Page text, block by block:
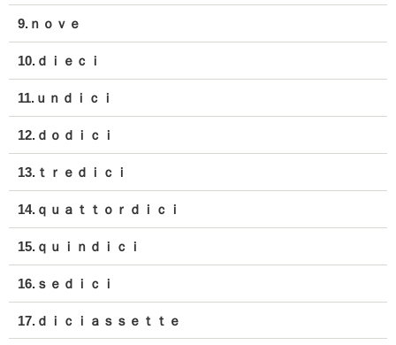
9.ｎｏｖｅ
10.ｄｉｅｃｉ
11.ｕｎｄｉｃｉ
12.ｄｏｄｉｃｉ
13.ｔｒｅｄｉｃｉ
14.ｑｕａｔｔｏｒｄｉｃｉ
15.ｑｕｉｎｄｉｃｉ
16.ｓｅｄｉｃｉ
17.ｄｉｃｉａｓｓｅｔｔｅ